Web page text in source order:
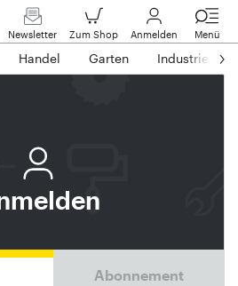
Newsletter Zum Shop Anmelden Menü
Handel Garten Industrie
Abonnement